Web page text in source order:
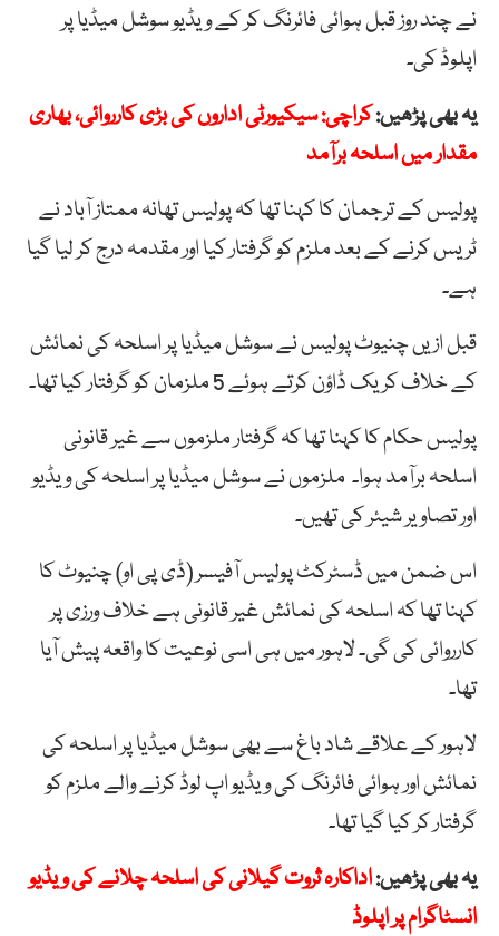
نے چند روز قبل ہوائی فائرنگ کر کے ویڈیو سوشل میڈیا پر
اپلوڈ کی۔
یہ بھی پڑھیں:کراچی: سیکیورٹی اداروں کی بڑی کارروائی، بھاری
مقدار میں اسلحہ برآمد
پولیس کے ترجمان کا کہنا تھا کہ پولیس تھانہ ممتاز آباد نے
ٹریس کرنے کے بعد ملزم کو گرفتار کیا اور مقدمہ درج کر لیا گیا
ہے۔
قبل ازیں چنیوٹ پولیس نے سوشل میڈیا پر اسلحہ کی نمائش
کے خلاف کریک ڈاؤن کرتے ہوئے 5 ملزمان کو گرفتار کیا تھا۔
پولیس حکام کا کہنا تھا کہ گرفتار ملزموں سے غیر قانونی
اسلحہ برآمد ہوا۔ ملزموں نے سوشل میڈیا پر اسلحہ کی ویڈیو
اور تصاویر شیئر کی تھیں۔
اس ضمن میں ڈسٹرکٹ پولیس آفیسر (ڈی پی او) چنیوٹ کا
کہنا تھا کہ اسلحہ کی نمائش غیر قانونی ہے خلاف ورزی پر
کارروائی کی گی۔ لاہور میں ہی اسی نوعیت کا واقعہ پیش آیا
تھا۔
لاہور کے علاقے شاد باغ سے بھی سوشل میڈیا پر اسلحہ کی
نمائش اور ہوائی فائرنگ کی ویڈیو اپ لوڈ کرنے والے ملزم کو
گرفتار کر کیا گیا تھا۔
یہ بھی پڑھیں:اداکارہ ثروت گیلانی کی اسلحہ چلانے کی ویڈیو
انسٹاگرام پر اپلوڈ